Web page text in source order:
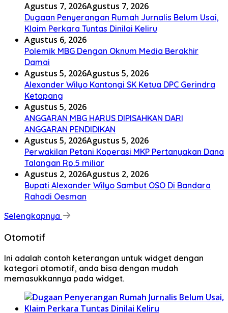
Agustus 7, 2026Agustus 7, 2026
Dugaan Penyerangan Rumah Jurnalis Belum Usai,
Klaim Perkara Tuntas Dinilai Keliru
Agustus 6, 2026
Polemik MBG Dengan Oknum Media Berakhir
Damai
Agustus 5, 2026Agustus 5, 2026
Alexander Wilyo Kantongi SK Ketua DPC Gerindra
Ketapang
Agustus 5, 2026
ANGGARAN MBG HARUS DIPISAHKAN DARI
ANGGARAN PENDIDIKAN
Agustus 5, 2026Agustus 5, 2026
Perwakilan Petani Koperasi MKP Pertanyakan Dana
Talangan Rp.5 miliar
Agustus 2, 2026Agustus 2, 2026
Bupati Alexander Wilyo Sambut OSO Di Bandara
Rahadi Oesman
Selengkapnya
Otomotif
Ini adalah contoh keterangan untuk widget dengan
kategori otomotif, anda bisa dengan mudah
memasukkannya pada widget.